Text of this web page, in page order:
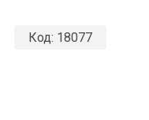
Код: 18077